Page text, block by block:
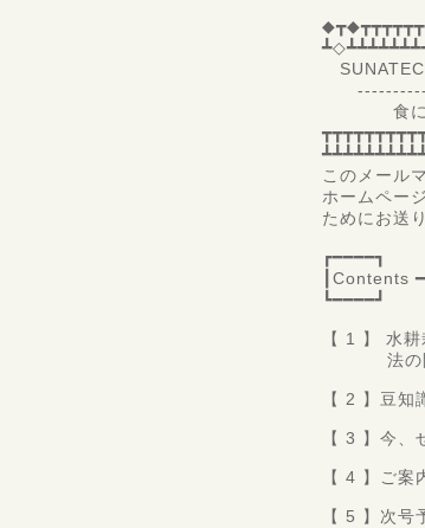
食に関す
このメール
ホームペー
ためにお送
┏━━━━┓
┗━━━━┛
【 1 】 水
法の開発
【 2 】豆知
【 3 】今
【 4 】ご
【 5 】次号